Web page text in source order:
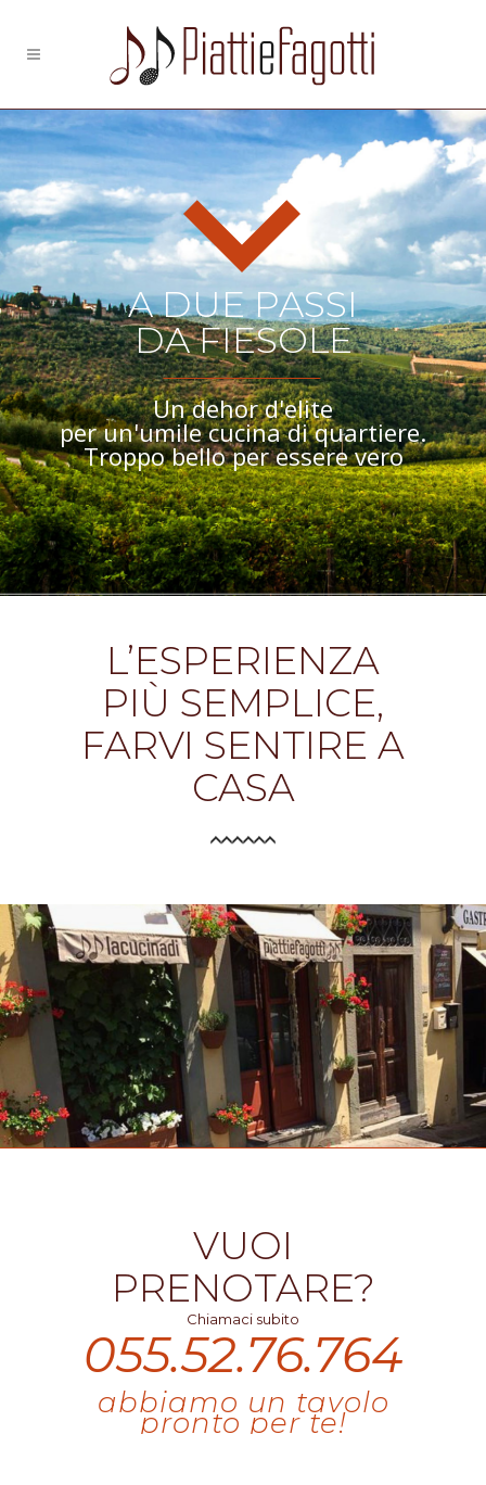
A DUE PASSI
DA FIESOLE
Un dehor d'elite
per un'umile cucina di quartiere.
Troppo bello per essere vero
L’ESPERIENZA
PIÙ SEMPLICE,
FARVI SENTIRE A
CASA
VUOI
PRENOTARE?
Chiamaci subito
055.52.76.764
abbiamo un tavolo
pronto per te!